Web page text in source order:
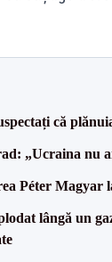
că
„Ucraina nu
Péter Magyar
lângă un